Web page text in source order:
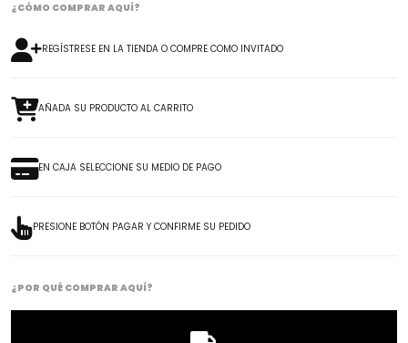
¿CÓMO COMPRAR AQUÍ?
REGÍSTRESE EN LA TIENDA O COMPRE COMO INVITADO
AÑADA SU PRODUCTO AL CARRITO
EN CAJA SELECCIONE SU MEDIO DE PAGO
PRESIONE BOTÓN PAGAR Y CONFIRME SU PEDIDO
¿POR QUÉ COMPRAR AQUÍ?